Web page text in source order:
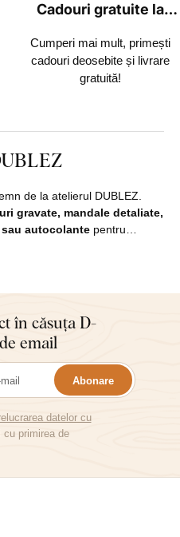
Cadouri gratuite la
Cumperi mai mult, primești
cadouri deosebite și livrare
gratuită!
de la atelierul DUBLEZ.
gravate, mandale detaliate,
autocolante pentru…
în căsuța D-
email
Abonare
datelor cu
cu primirea de